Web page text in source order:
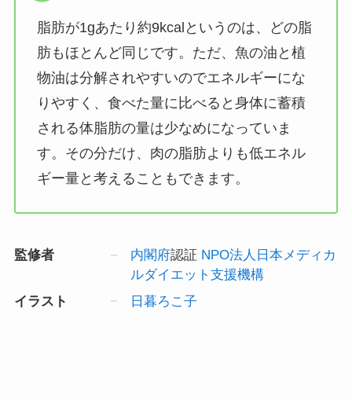
脂肪が1gあたり約9kcalというのは、どの脂
肪もほとんど同じです。ただ、魚の油と植
物油は分解されやすいのでエネルギーにな
りやすく、食べた量に比べると身体に蓄積
される体脂肪の量は少なめになっていま
す。その分だけ、肉の脂肪よりも低エネル
ギー量と考えることもできます。
監修者 内閣府認証 NPO法人日本メディカ
ルダイエット支援機構
イラスト
日暮ろこ子